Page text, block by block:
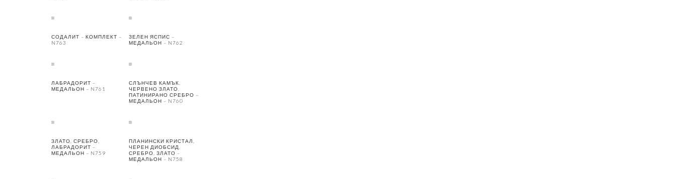
СОДАЛИТ – КОМПЛЕКТ –
N763
ЗЕЛЕН ЯСПИС –
МЕДАЛЬОН – N762
ЛАБРАДОРИТ –
МЕДАЛЬОН – N761
СЛЪНЧЕВ КАМЪК,
ЧЕРВЕНО ЗЛАТО,
ПАТИНИРАНО СРЕБРО –
МЕДАЛЬОН – N760
ЗЛАТО, СРЕБРО,
ЛАБРАДОРИТ –
МЕДАЛЬОН – N759
ПЛАНИНСКИ КРИСТАЛ,
ЧЕРЕН ДИОБСИД,
СРЕБРО, ЗЛАТО –
МЕДАЛЬОН – N758